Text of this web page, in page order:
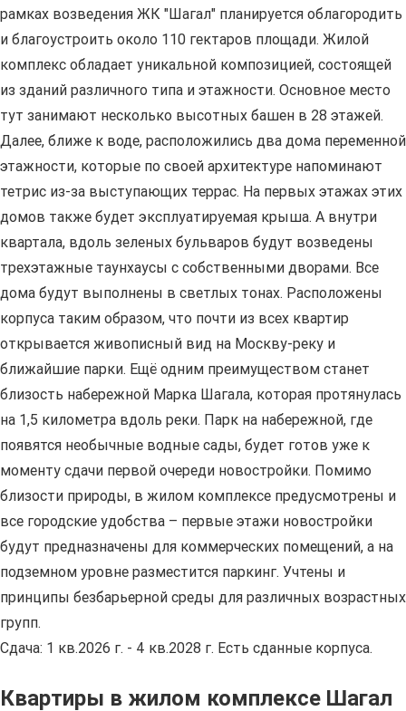
рамках возведения ЖК "Шагал" планируется облагородить
и благоустроить около 110 гектаров площади. Жилой
комплекс обладает уникальной композицией, состоящей
из зданий различного типа и этажности. Основное место
тут занимают несколько высотных башен в 28 этажей.
Далее, ближе к воде, расположились два дома переменной
этажности, которые по своей архитектуре напоминают
тетрис из-за выступающих террас. На первых этажах этих
домов также будет эксплуатируемая крыша. А внутри
квартала, вдоль зеленых бульваров будут возведены
трехэтажные таунхаусы с собственными дворами. Все
дома будут выполнены в светлых тонах. Расположены
корпуса таким образом, что почти из всех квартир
открывается живописный вид на Москву-реку и
ближайшие парки. Ещё одним преимуществом станет
близость набережной Марка Шагала, которая протянулась
на 1,5 километра вдоль реки. Парк на набережной, где
появятся необычные водные сады, будет готов уже к
моменту сдачи первой очереди новостройки. Помимо
близости природы, в жилом комплексе предусмотрены и
все городские удобства – первые этажи новостройки
будут предназначены для коммерческих помещений, а на
подземном уровне разместится паркинг. Учтены и
принципы безбарьерной среды для различных возрастных
групп.
Сдача: 1 кв.2026 г. - 4 кв.2028 г. Есть сданные корпуса.
Квартиры в жилом комплексе Шагал